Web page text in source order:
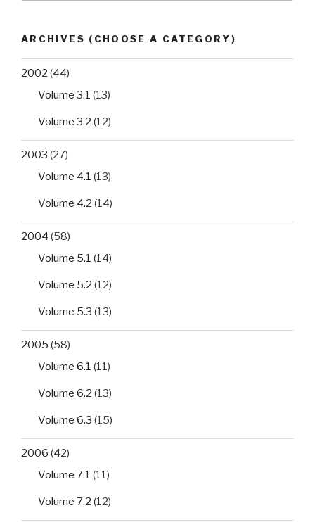
ARCHIVES (CHOOSE A CATEGORY)
2002 (44)
Volume 3.1 (13)
Volume 3.2 (12)
2003 (27)
Volume 4.1 (13)
Volume 4.2 (14)
2004 (58)
Volume 5.1 (14)
Volume 5.2 (12)
Volume 5.3 (13)
2005 (58)
Volume 6.1 (11)
Volume 6.2 (13)
Volume 6.3 (15)
2006 (42)
Volume 7.1 (11)
Volume 7.2 (12)